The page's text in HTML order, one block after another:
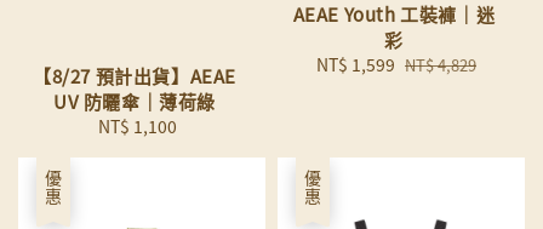
【8/27 預計出貨】AEAE
UV 防曬傘｜薄荷綠
Regular
price
NT$ 1,100
AEAE Youth 工裝褲｜迷
彩
Sale
NT$ 1,599 Regular
NT$ 4,829
優惠 優惠